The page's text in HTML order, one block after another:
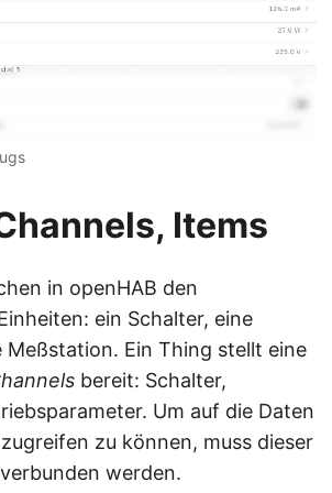
Items
in openHAB den
ein Schalter, eine
Meßstation. Ein Thing stellt eine
bereit: Schalter,
Um auf die Daten
zu können, muss dieser
verbunden werden.